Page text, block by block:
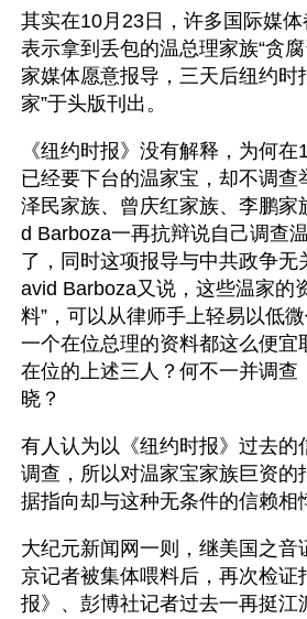
其实在10月23日，许多国际媒体
表示拿到丢包的温总理家族“贪
家媒体愿意报导，三天后纽约时
家”于头版刊出。
《纽约时报》没有解释，为何
已经要下台的温家宝，却不调查
泽民家族、曾庆红家族、李鹏家
d Barboza一再抗辩说自己调查
了，同时这项报导与中共政争无
avid Barboza又说，这些温家的
料”，可以从律师手上轻易以低
一个在位总理的资料都这么便宜
在位的上述三人？何不一并调查
晓？
有人认为以《纽约时报》过去的
调查，所以对温家宝家族巨资的
据指向却与这种无条件的信赖相
大纪元新闻网一则，继美国之音
京记者被集体喂料后，再次检证
报》、彭博社记者过去一再挺江